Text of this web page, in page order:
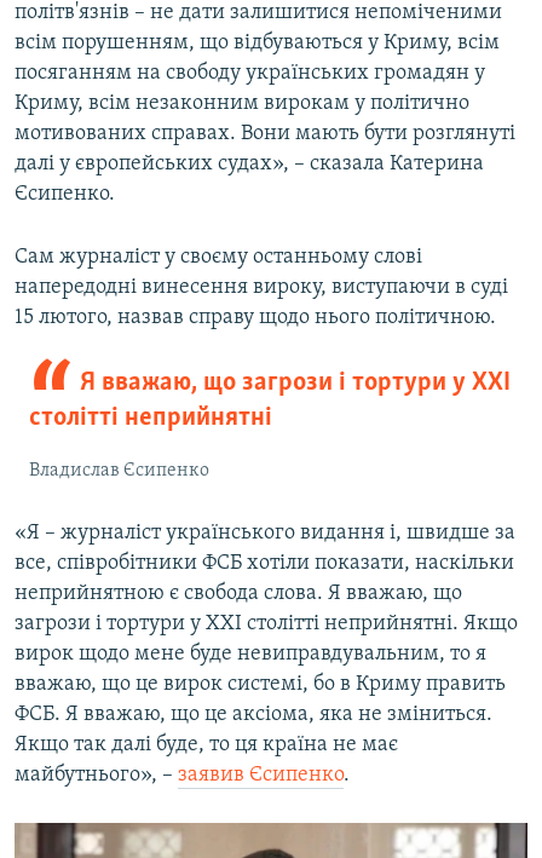
політв'язнів – не дати залишитися непоміченими
всім порушенням, що відбуваються у Криму, всім
посяганням на свободу українських громадян у
Криму, всім незаконним вирокам у політично
мотивованих справах. Вони мають бути розглянуті
далі у європейських судах», – сказала Катерина
Єсипенко.
Сам журналіст у своєму останньому слові
напередодні винесення вироку, виступаючи в суді
15 лютого, назвав справу щодо нього політичною.
Я вважаю, що загрози і тортури у XXI
столітті неприйнятні
Владислав Єсипенко
«Я – журналіст українського видання і, швидше за
все, співробітники ФСБ хотіли показати, наскільки
неприйнятною є свобода слова. Я вважаю, що
загрози і тортури у XXI столітті неприйнятні. Якщо
вирок щодо мене буде невиправдувальним, то я
вважаю, що це вирок системі, бо в Криму править
ФСБ. Я вважаю, що це аксіома, яка не зміниться.
Якщо так далі буде, то ця країна не має
майбутнього», – заявив Єсипенко.